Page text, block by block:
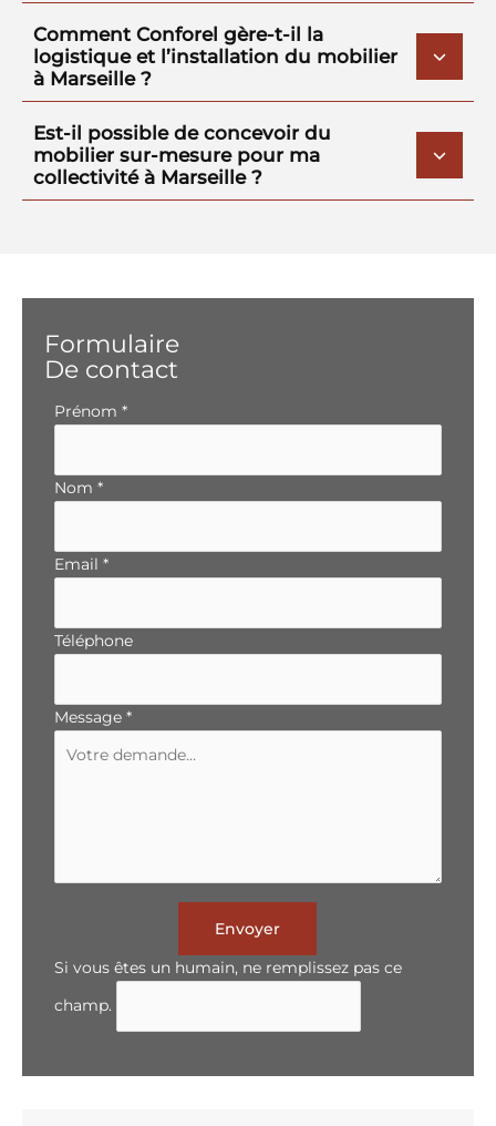
Comment Conforel gère-t-il la
logistique et l’installation du mobilier
à Marseille ?
Est-il possible de concevoir du
mobilier sur-mesure pour ma
collectivité à Marseille ?
Formulaire
De contact
Formulaire
téléphone
Prénom *
Nom *
Email *
Téléphone
Message *
Envoyer
Si vous êtes un humain, ne remplissez pas ce
champ.